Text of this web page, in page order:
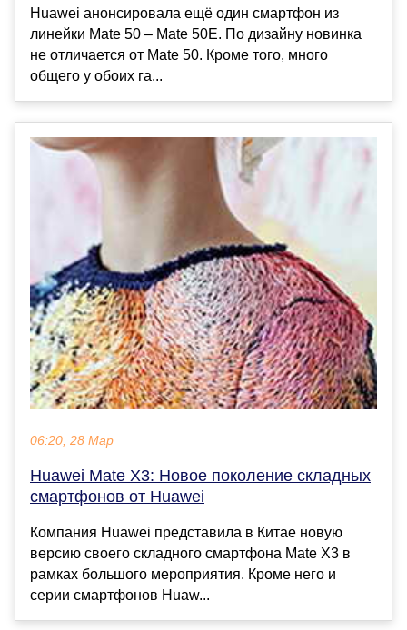
Huawei анонсировала ещё один смартфон из
линейки Mate 50 – Mate 50E. По дизайну новинка
не отличается от Mate 50. Кроме того, много
общего у обоих га...
06:20, 28 Мар
Huawei Mate X3: Новое поколение складных
смартфонов от Huawei
Компания Huawei представила в Китае новую
версию своего складного смартфона Mate X3 в
рамках большого мероприятия. Кроме него и
серии смартфонов Huaw...